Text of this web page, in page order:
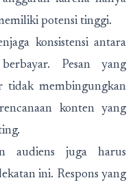
potensi tinggi.
konsistensi antara
Pesan yang
tidak membingungkan
konten yang
audiens juga harus
ini. Respons yang